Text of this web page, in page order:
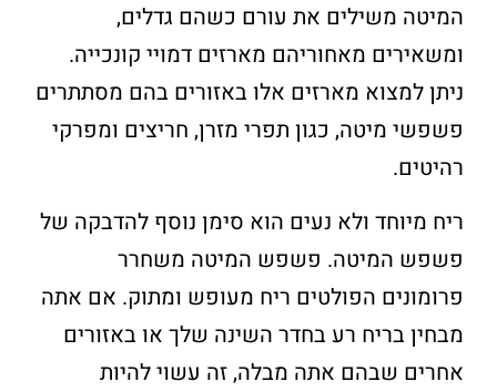
המיטה משילים את עורם כשהם גדלים,
ומשאירים מאחוריהם מארזים דמויי קונכייה.
ניתן למצוא מארזים אלו באזורים בהם מסתתרים
פשפשי מיטה, כגון תפרי מזרן, חריצים ומפרקי
רהיטים.
ריח מיוחד ולא נעים הוא סימן נוסף להדבקה של
פשפש המיטה. פשפש המיטה משחרר
פרומונים הפולטים ריח מעופש ומתוק. אם אתה
מבחין בריח רע בחדר השינה שלך או באזורים
אחרים שבהם אתה מבלה, זה עשוי להיות